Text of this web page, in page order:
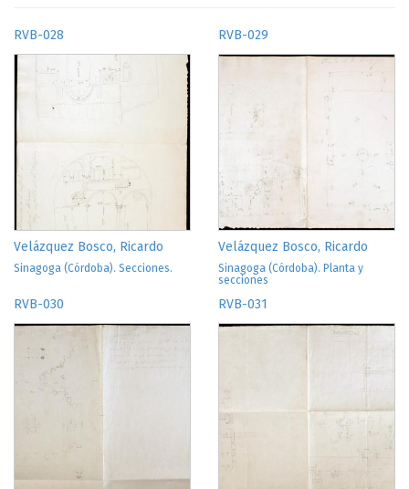
RVB-028
Velázquez Bosco, Ricardo
Sinagoga (Córdoba). Secciones.
RVB-029
Velázquez Bosco, Ricardo
Sinagoga (Córdoba). Planta y
secciones
RVB-030 RVB-031